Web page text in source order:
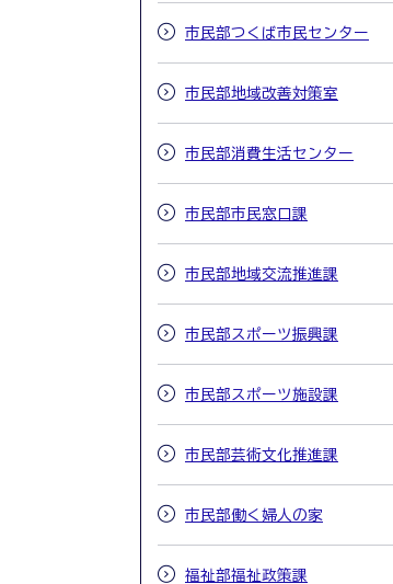
市民部つくば市民センター
市民部地域改善対策室
市民部消費生活センター
市民部市民窓口課
市民部地域交流推進課
市民部スポーツ振興課
市民部スポーツ施設課
市民部芸術文化推進課
市民部働く婦人の家
福祉部福祉政策課